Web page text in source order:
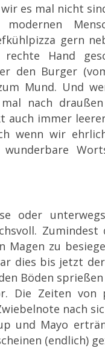
es mal nicht
gern
Hand
den Burger
Mund. Und
nach
auch immer
wenn wir
oder
Zumindest
Magen zu
dies bis jetzt
Böden
Die Zeiten von
nach
und Mayo
(endlich)